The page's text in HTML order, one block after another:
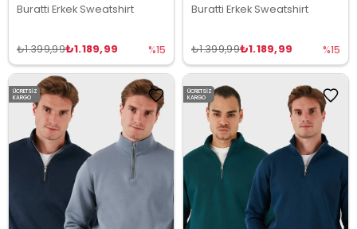
Buratti Erkek Sweatshirt
₺1.189,99
₺1.399,99 %15
Buratti Erkek Sweatshirt
₺1.189,99
₺1.399,99 %15
ÜCRETSIZ
KARGO
ÜCRETSIZ
KARGO